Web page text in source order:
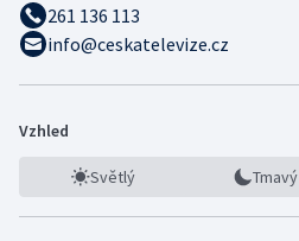
261 136 113
info@ceskatelevize.cz
Vzhled
Světlý Tmavý